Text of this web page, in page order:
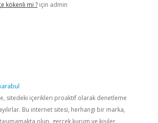
kökenli mi ?için admin
sitedeki içerikleri proaktif olarak denetleme
Bu internet sitesi, herhangi bir marka,
olup, gerçek kurum ve kişiler